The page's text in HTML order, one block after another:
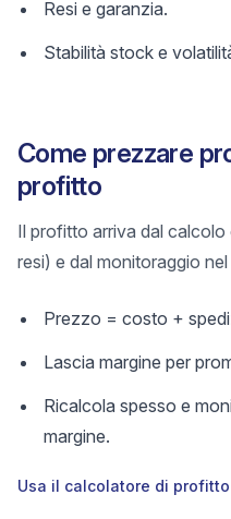
Resi e garanzia.
Stabilità stock e
Come prezzare
profitto
Il profitto arriva dal
resi) e dal monitoraggio
Prezzo = costo +
Lascia margine per
Ricalcola spesso e
margine.
Usa il calcolatore di profitto